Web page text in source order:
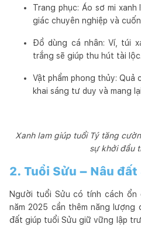
Trang phục: Áo sơ mi
giác chuyên nghiệp và
Đồ dùng cá nhân: Ví, túi
trắng sẽ giúp thu hút tài lộc.
Vật phẩm phong thủy: Quả
khai sáng tư duy và mang
Xanh lam giúp tuổi Tý tăng
sự khởi đầu
2. Tuổi Sửu – Nâu
Người tuổi Sửu có tính cách ổn
năm 2025 cần thêm năng lượng
đất giúp tuổi Sửu giữ vững lập